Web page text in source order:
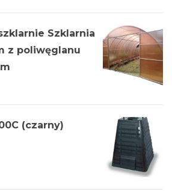
Szklarnia
z poliwęglanu
(czarny)